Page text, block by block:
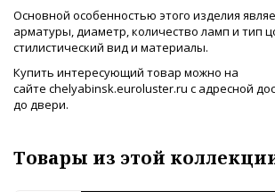
Основной особенностью этого изделия
арматуры, диаметр, количество ламп и тип
стилистический вид и материалы.
Купить интересующий товар можно на
сайте chelyabinsk.euroluster.ru с адресной
до двери.
Товары из этой